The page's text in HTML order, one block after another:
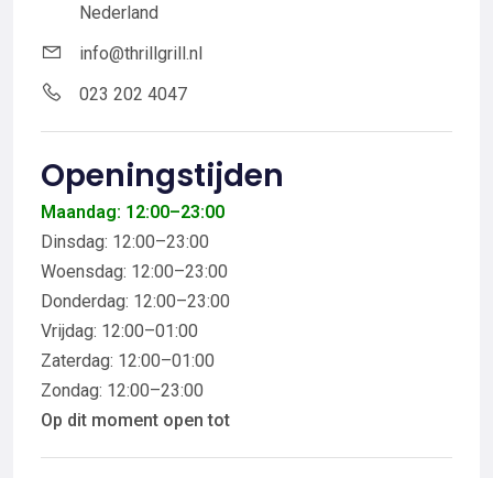
Nederland
info@thrillgrill.nl
023 202 4047
Openingstijden
Maandag: 12:00–23:00
Dinsdag: 12:00–23:00
Woensdag: 12:00–23:00
Donderdag: 12:00–23:00
Vrijdag: 12:00–01:00
Zaterdag: 12:00–01:00
Zondag: 12:00–23:00
Op dit moment open tot